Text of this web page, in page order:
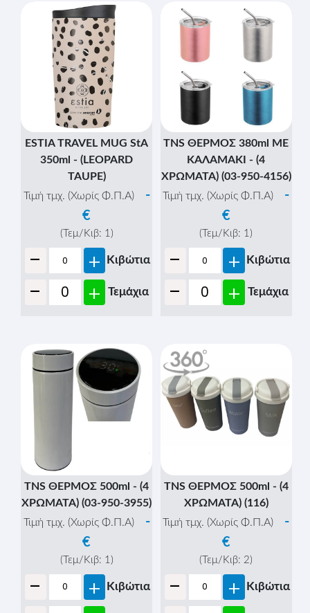
ESTIA TRAVEL MUG StA
350ml - (LEOPARD
TAUPE)
Τιμή τμχ. (Χωρίς Φ.Π.Α)
-
€
(Τεμ/Κιβ: 1)
- + Κιβώτια
- + Τεμάχια
TNS ΘΕΡΜΟΣ 380ml ΜΕ
ΚΑΛΑΜΑΚΙ - (4
ΧΡΩΜΑΤΑ) (03-950-4156)
Τιμή τμχ. (Χωρίς Φ.Π.Α)
-
€
(Τεμ/Κιβ: 1)
- + Κιβώτια
- + Τεμάχια
TNS ΘΕΡΜΟΣ 500ml - (4
ΧΡΩΜΑΤΑ) (03-950-3955)
Τιμή τμχ. (Χωρίς Φ.Π.Α)
-
€
(Τεμ/Κιβ: 1 )
- + Κιβώτια
TNS ΘΕΡΜΟΣ 500ml - (4
ΧΡΩΜΑΤΑ) (116)
Τιμή τμχ. (Χωρίς Φ.Π.Α)
-
€
(Τεμ/Κιβ: 2)
- + Κιβώτια